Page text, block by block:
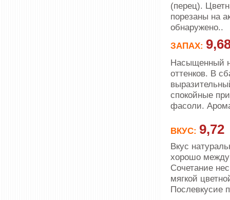
(перец).
порезаны на
обнаружено..
ЗАПАХ:
Насыщенный
оттенков. В
спокойные
фасоли.
ВКУС: 9,72
Вкус
хорошо между
Сочетание
мягкой
Послевкусие